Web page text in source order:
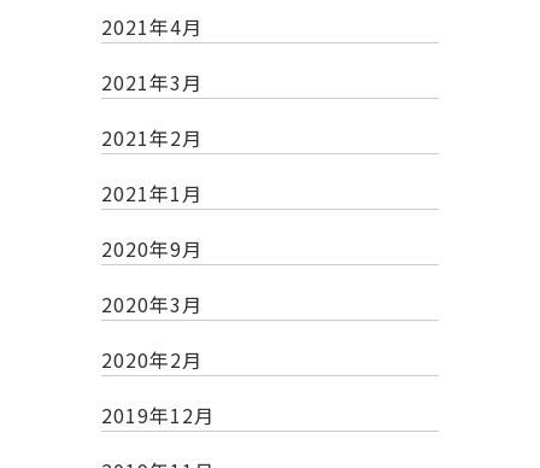
2021年4月
2021年3月
2021年2月
2021年1月
2020年9月
2020年3月
2020年2月
2019年12月